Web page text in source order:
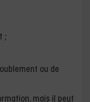
;
ou de
mais il peut